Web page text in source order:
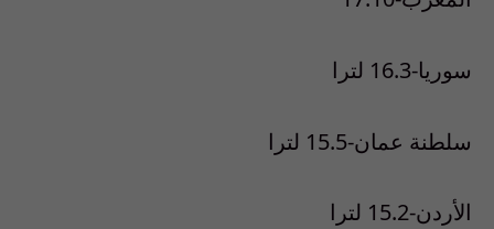
سوريا-16.3 لترا
سلطنة عمان-15.5 لترا
الأردن-15.2 لترا